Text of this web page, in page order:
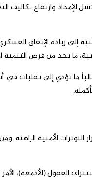
الإمداد وارتفاع
إلى زيادة الإنفاق
ما يحد من فرص التنمية
ما تؤدي إلى تقلبات
الأمنية الراهنة.
العقول